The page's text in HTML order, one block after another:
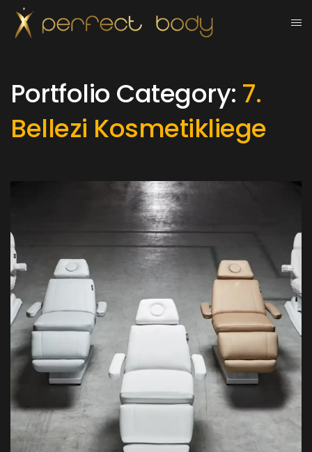
Portfolio Category: 7.
Bellezi Kosmetikliege